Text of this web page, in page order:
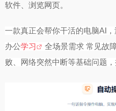
软件、浏览网页。
一款真正会帮你干活的电脑AI，
办公学习
全场景需求 常见故
败、网络突然中断等基础问题，